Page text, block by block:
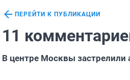
ПЕРЕЙТИ К ПУБЛИКАЦИИ
11
В центре Москвы застрелили